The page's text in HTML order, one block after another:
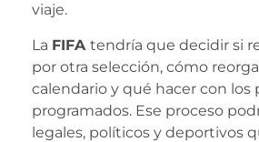
viaje.
La FIFA tendría que decidir si
por otra selección, cómo
calendario y qué hacer con los
programados. Ese proceso
legales, políticos y deportivos